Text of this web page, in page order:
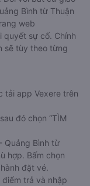
Bình từ Thuận
web
quyết sự cố. Chính
sẽ tùy theo từng
tải app Vexere trên
đó chọn “TÌM
Quảng Bình từ
hợp. Bấm chọn
đặt vé.
trả và nhập